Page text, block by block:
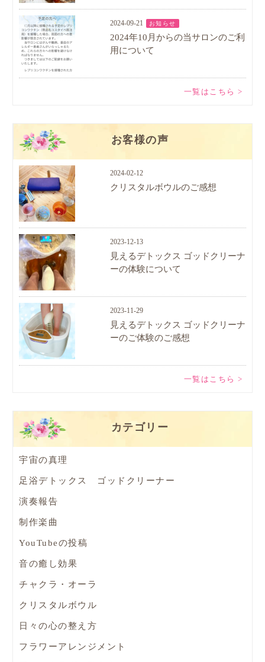
2024-09-21 お知らせ
2024年10月からの当サロンのご利
用について
一覧はこちら >
お客様の声
2024-02-12
クリスタルボウルのご感想
2023-12-13
見えるデトックス ゴッドクリーナ
ーの体験について
2023-11-29
見えるデトックス ゴッドクリーナ
ーのご体験のご感想
一覧はこちら >
カテゴリー
宇宙の真理
足浴デトックス ゴッドクリーナー
演奏報告
制作楽曲
YouTubeの投稿
音の癒し効果
チャクラ・オーラ
クリスタルボウル
日々の心の整え方
フラワーアレンジメント